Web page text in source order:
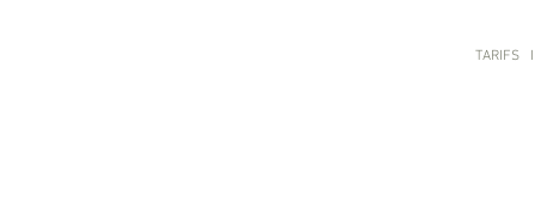
TARIFS I